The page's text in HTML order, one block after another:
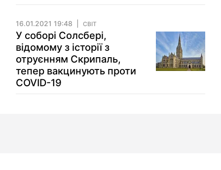
16.01.2021 19:48 СВІТ
У соборі Солсбері,
відомому з історії з
отруєнням Скрипаль,
тепер вакцинують проти
COVID-19